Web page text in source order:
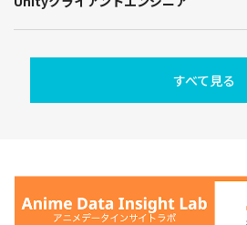
すべて見る